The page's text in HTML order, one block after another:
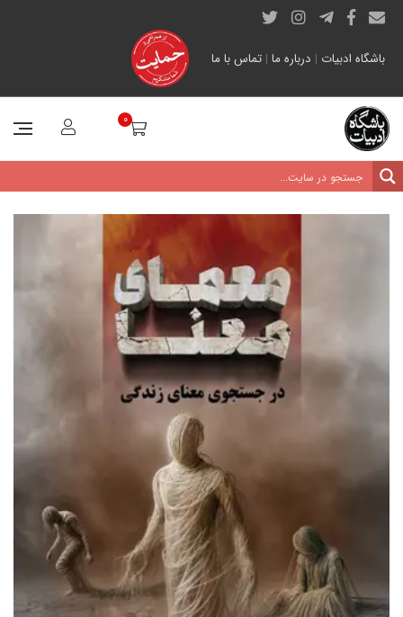
باشگاه ادبیات | درباره ما | تماس با ما
0